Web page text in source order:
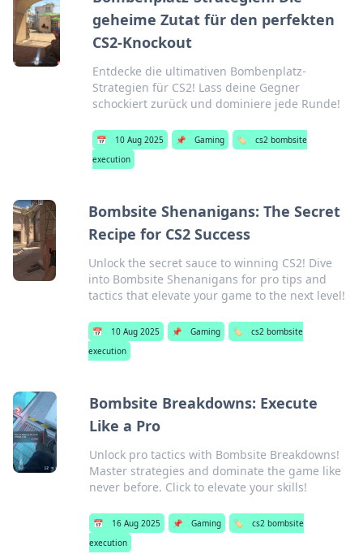
geheime Zutat für den perfekten
CS2-Knockout
Entdecke die ultimativen Bombenplatz-
Strategien für CS2! Lass deine Gegner
schockiert zurück und dominiere jede Runde!
📅 10 Aug 2025 📌 Gaming 🏷️
cs2 bombsite
execution
Bombsite Shenanigans: The Secret
Recipe for CS2 Success
Unlock the secret sauce to winning CS2! Dive
into Bombsite Shenanigans for pro tips and
tactics that elevate your game to the next level!
📅 10 Aug 2025 📌 Gaming 🏷️
cs2 bombsite
execution
Bombsite Breakdowns: Execute
Like a Pro
Unlock pro tactics with Bombsite Breakdowns!
Master strategies and dominate the game like
never before. Click to elevate your skills!
📅 16 Aug 2025 📌 Gaming 🏷️
cs2 bombsite
execution